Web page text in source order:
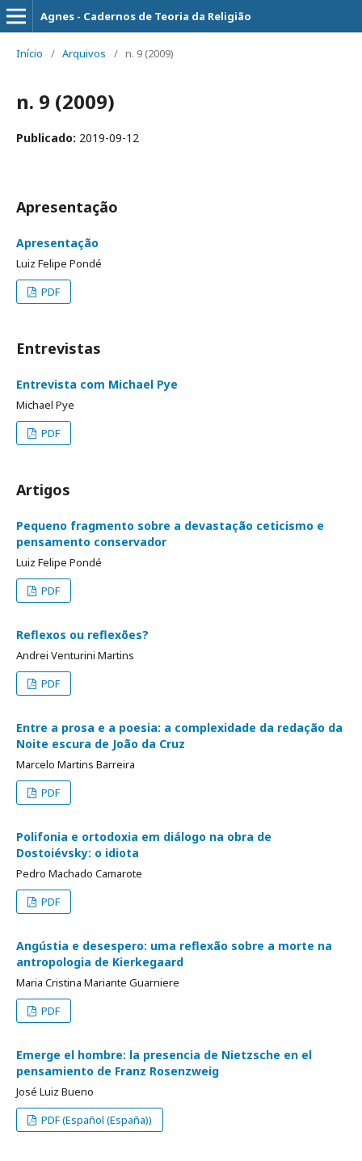
Agnes - Cadernos de Teoria da Religião
Início / Arquivos / n. 9 (2009)
n. 9 (2009)
Publicado: 2019-09-12
Apresentação
Apresentação
Luiz Felipe Pondé
PDF
Entrevistas
Entrevista com Michael Pye
Michael Pye
PDF
Artigos
Pequeno fragmento sobre a devastação ceticismo e
pensamento conservador
Luiz Felipe Pondé
PDF
Reflexos ou reflexões?
Andrei Venturini Martins
PDF
Entre a prosa e a poesia: a complexidade da redação da
Noite escura de João da Cruz
Marcelo Martins Barreira
PDF
Polifonia e ortodoxia em diálogo na obra de
Dostoiévsky: o idiota
Pedro Machado Camarote
PDF
Angústia e desespero: uma reflexão sobre a morte na
antropologia de Kierkegaard
Maria Cristina Mariante Guarniere
PDF
Emerge el hombre: la presencia de Nietzsche en el
pensamiento de Franz Rosenzweig
José Luiz Bueno
PDF (Español (España))